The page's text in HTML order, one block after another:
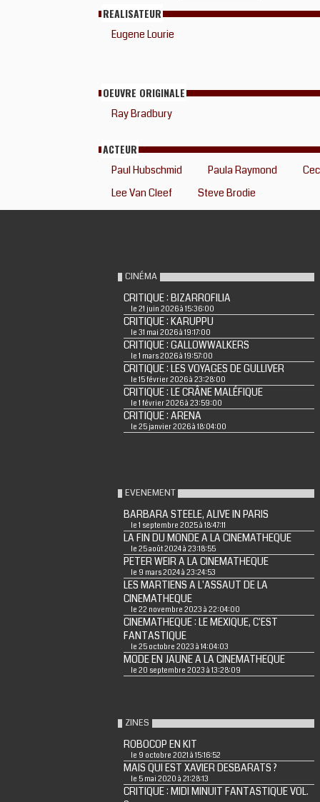
REALISATEUR
Eugene Lourie
OEUVRE ORIGINALE
Ray Bradbury
ACTEUR
Paul Hubschmid Paula Raymond
Lee Van Cleef
Steve Brodie
CINÉMA
CRITIQUE : BIZARROFILIA
le 21 juin 2026 à 15:36:00
CRITIQUE : KARUPPU
le 31 mai 2026 à 19:17:00
CRITIQUE : GALLOWWALKERS
le 1 mars 2026 à 19:57:00
CRITIQUE : LES VOYAGES DE GULLIVER
le 15 février 2026 à 23:28:00
CRITIQUE : LE CRÂNE MALÉFIQUE
le 1 février 2026 à 23:59:00
CRITIQUE : ARENA
le 25 janvier 2026 à 18:04:00
EVENEMENT
BARBARA STEELE, ALIVE IN PARIS
le 1 septembre 2025 à 18:47:11
LA FIN DU MONDE A LA CINEMATHEQUE
le 25 août 2024 à 23:18:55
PETER WEIR A LA CINEMATHEQUE
le 9 mars 2024 à 23:24:53
LES MARTIENS A L'ASSAUT DE LA
CINEMATHEQUE
le 22 novembre 2023 à 22:04:00
CINEMATHEQUE : LE MEXIQUE, C'EST
FANTASTIQUE
le 25 octobre 2023 à 14:04:03
MODE EN JAUNE A LA CINEMATHEQUE
le 20 septembre 2023 à 13:28:09
ZINES
ROBOCOP EN KIT
le 9 octobre 2021 à 15:16:52
MAIS QUI EST XAVIER DESBARATS ?
le 5 mai 2020 à 21:28:13
CRITIQUE : MIDI MINUIT FANTASTIQUE VOL.